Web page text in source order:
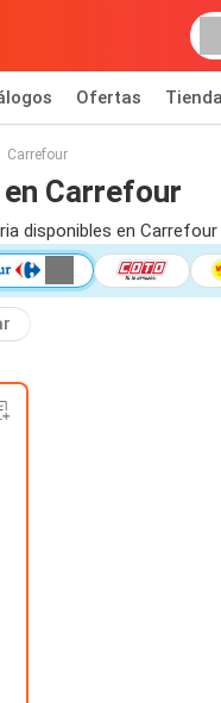
Ofertas
Carrefour
Carrefour
disponibles en